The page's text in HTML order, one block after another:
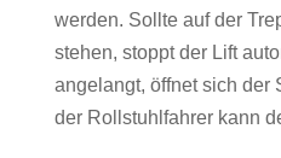
werden. Sollte auf der
stehen, stoppt der Lift
angelangt, öffnet sich der
der Rollstuhlfahrer kann